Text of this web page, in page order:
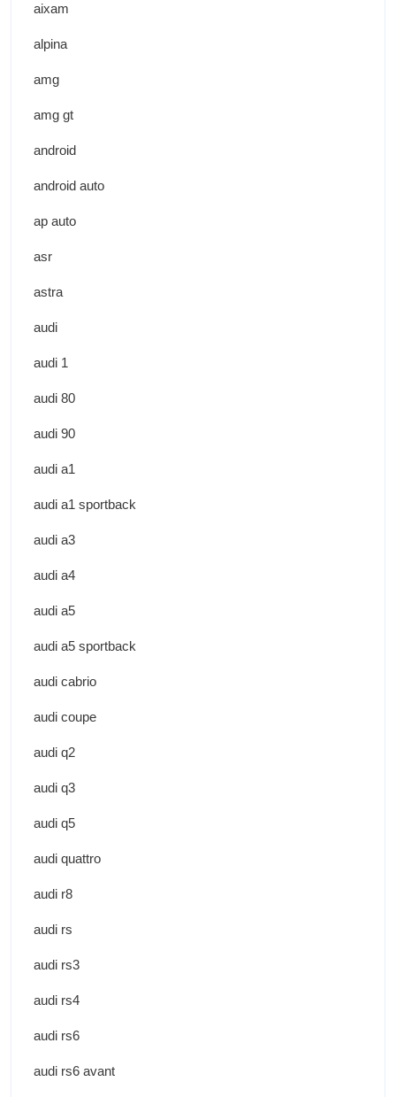
aixam
alpina
amg
amg gt
android
android auto
ap auto
asr
astra
audi
audi 1
audi 80
audi 90
audi a1
audi a1 sportback
audi a3
audi a4
audi a5
audi a5 sportback
audi cabrio
audi coupe
audi q2
audi q3
audi q5
audi quattro
audi r8
audi rs
audi rs3
audi rs4
audi rs6
audi rs6 avant